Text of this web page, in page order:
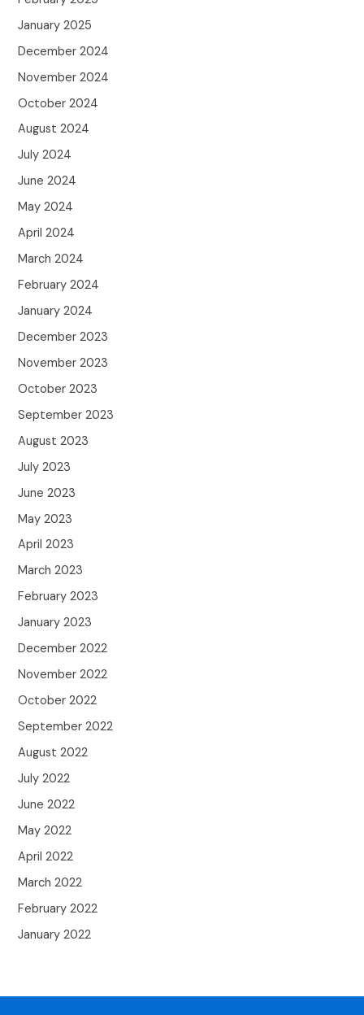
January 2025
December 2024
November 2024
October 2024
August 2024
July 2024
June 2024
May 2024
April 2024
March 2024
February 2024
January 2024
December 2023
November 2023
October 2023
September 2023
August 2023
July 2023
June 2023
May 2023
April 2023
March 2023
February 2023
January 2023
December 2022
November 2022
October 2022
September 2022
August 2022
July 2022
June 2022
May 2022
April 2022
March 2022
February 2022
January 2022